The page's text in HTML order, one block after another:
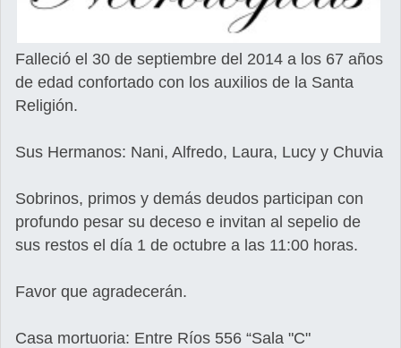
Falleció el 30 de septiembre del 2014 a los 67 años
de edad confortado con los auxilios de la Santa
Religión.
Sus Hermanos: Nani, Alfredo, Laura, Lucy y Chuvia
Sobrinos, primos y demás deudos participan con
profundo pesar su deceso e invitan al sepelio de
sus restos el día 1 de octubre a las 11:00 horas.
Favor que agradecerán.
Casa mortuoria: Entre Ríos 556 “Sala "C"